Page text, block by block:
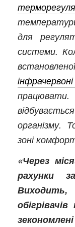
для
системи.
працювати.
організму.
зоні
«Через
рахунки